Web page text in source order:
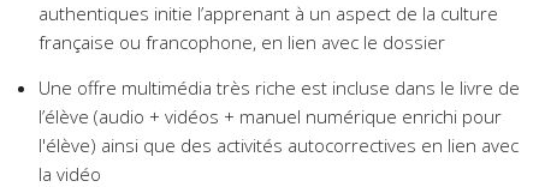
authentiques initie l’apprenant à un aspect de la culture
française ou francophone, en lien avec le dossier
Une offre multimédia très riche est incluse dans le livre de
l’élève (audio + vidéos + manuel numérique enrichi pour
l'élève) ainsi que des activités autocorrectives en lien avec
la vidéo